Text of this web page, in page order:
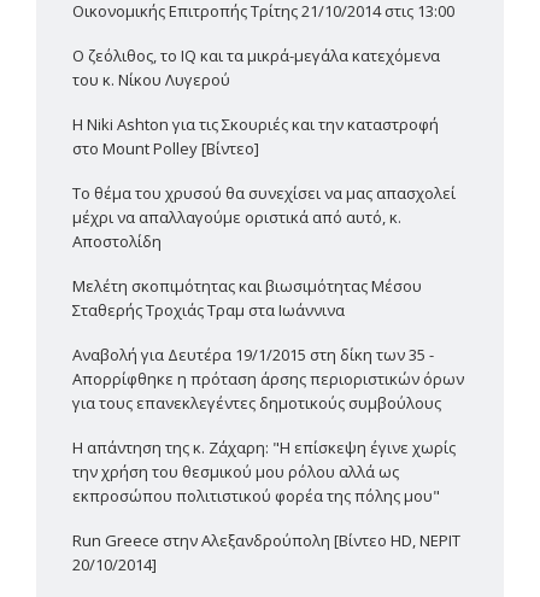
Οικονομικής Επιτροπής Τρίτης 21/10/2014 στις 13:00
Ο ζεόλιθος, το IQ και τα μικρά-μεγάλα κατεχόμενα
του κ. Νίκου Λυγερού
Η Niki Ashton για τις Σκουριές και την καταστροφή
στο Mount Polley [Βίντεο]
Το θέμα του χρυσού θα συνεχίσει να μας απασχολεί
μέχρι να απαλλαγούμε οριστικά από αυτό, κ.
Αποστολίδη
Μελέτη σκοπιμότητας και βιωσιμότητας Μέσου
Σταθερής Τροχιάς Τραμ στα Ιωάννινα
Αναβολή για Δευτέρα 19/1/2015 στη δίκη των 35 -
Απορρίφθηκε η πρόταση άρσης περιοριστικών όρων
για τους επανεκλεγέντες δημοτικούς συμβούλους
Η απάντηση της κ. Ζάχαρη: "Η επίσκεψη έγινε χωρίς
την χρήση του θεσμικού μου ρόλου αλλά ως
εκπροσώπου πολιτιστικού φορέα της πόλης μου"
Run Greece στην Αλεξανδρούπολη [Βίντεο HD, ΝΕΡΙΤ
20/10/2014]